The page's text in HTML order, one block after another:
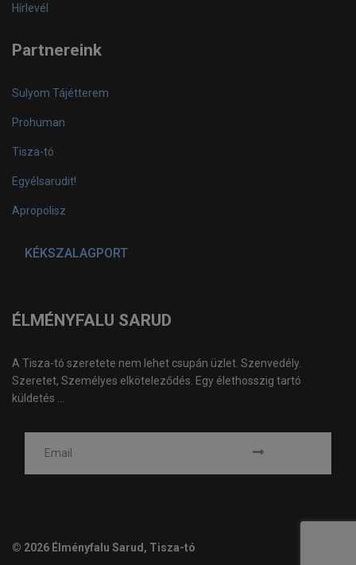
Hírlevél
Partnereink
Sulyom Tájétterem
Prohuman
Tisza-tó
Egyélsarudit!
Apropolisz
KÉKSZALAGPORT
ÉLMÉNYFALU SARUD
A Tisza-tó szeretete nem lehet csupán üzlet. Szenvedély.
Szeretet, Személyes elköteleződés. Egy élethosszig tartó
küldetés ...
© 2026 Élményfalu Sarud, Tisza-tó